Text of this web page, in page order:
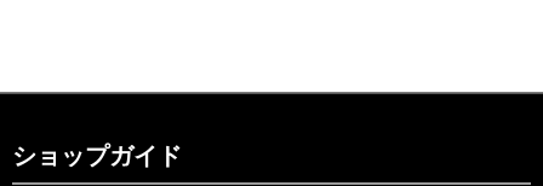
ショップガイド